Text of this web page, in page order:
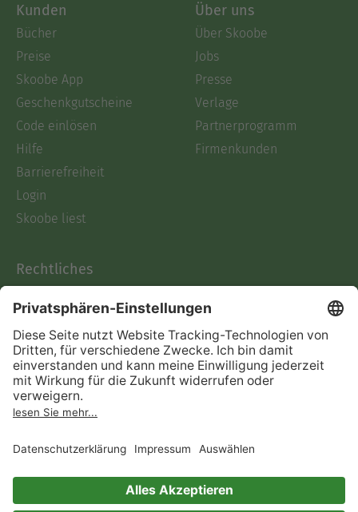
Kunden
Bücher
Preise
Skoobe App
Geschenkgutscheine
Code einlösen
Hilfe
Barrierefreiheit
Login
Skoobe liest
Über uns
Über Skoobe
Jobs
Presse
Verlage
Partnerprogramm
Firmenkunden
Rechtliches
AGB
Informationen nach Data
Act
Verträge hier kündigen
Impressum
Immer ein gutes Buch